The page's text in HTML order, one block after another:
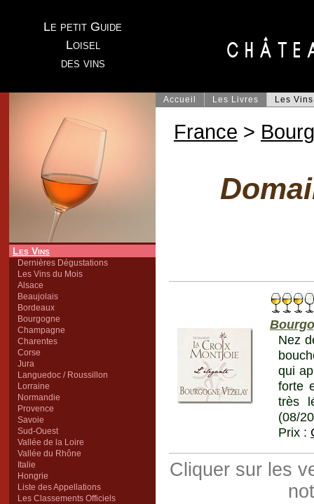
Le petit Guide
Loisel
des vins
Les Vins
Dernières Dégustations
Les Vins du Mois
Alsace
Beaujolais
Bordeaux
Bourgogne
Champagne
Charentes
Corse
Jura
Languedoc / Roussillon
Lorraine
Normandie
Provence
Savoie
Sud-Ouest
Vallée de la Loire
Vallée du Rhône
Italie
Hongrie
Liste des Appellations
Les Classements Officiels
Accueil Les Livres Les Vins
France >
Nez
qui
forte
très
(08/
Prix :
Cliquer sur les